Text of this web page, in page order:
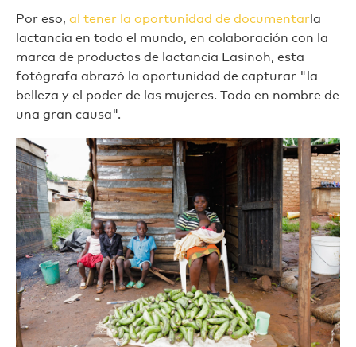
Por eso, al tener la oportunidad de documentar la
lactancia en todo el mundo, en colaboración con la
marca de productos de lactancia Lasinoh, esta
fotógrafa abrazó la oportunidad de capturar "la
belleza y el poder de las mujeres. Todo en nombre de
una gran causa".